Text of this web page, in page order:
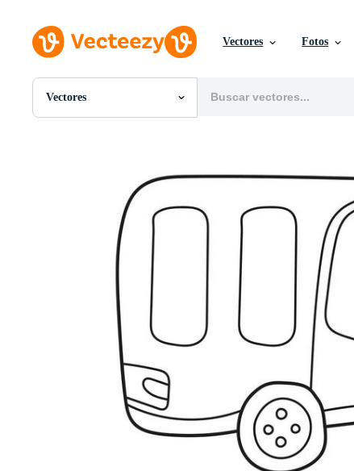
Vectores Fotos
Vectores
Todas Imágenes
Gráficos en Movimiento
Imágenes Editoriales
Eventos Editoriales